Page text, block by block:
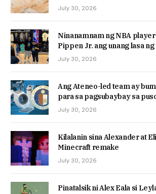
July 30, 2026
Ninanamnam ng NBA
Pippen Jr. ang unang lasa
July 30, 2026
Ang Ateneo-led team ay
para sa pagsubaybay sa
July 30, 2026
Kilalanin sina Alexander at
Minecraft remake
July 30, 2026
Pinatalsik ni Alex Eala si